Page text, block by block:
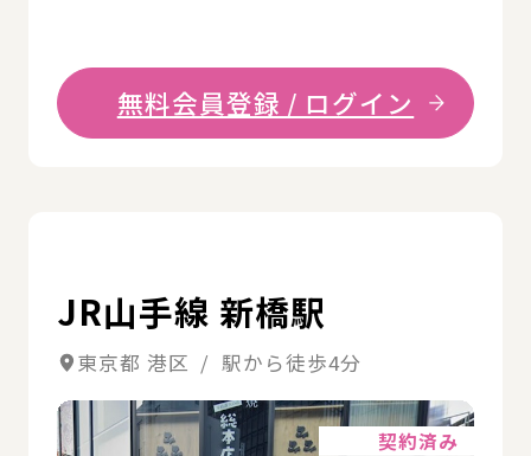
無料会員登録 / ログイン
JR山手線 新橋駅
東京都 港区 / 駅から徒歩4分
契約済み